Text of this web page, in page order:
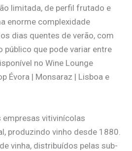
limitada, de perfil frutado e
enorme complexidade
dias quentes de verão, com
público que pode variar entre
no Wine Lounge
Évora | Monsaraz | Lisboa e
empresas vitivinícolas
produzindo vinho desde 1880.
vinha, distribuídos pelas sub-